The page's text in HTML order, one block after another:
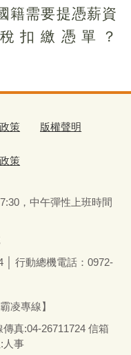
籍需要提憑薪資
扣繳憑單？
策 版權聲明
策
，中午彈性上班時間
│ 行動總機電話：0972-
凌專線】
傳真:04-26711724 信箱
人事